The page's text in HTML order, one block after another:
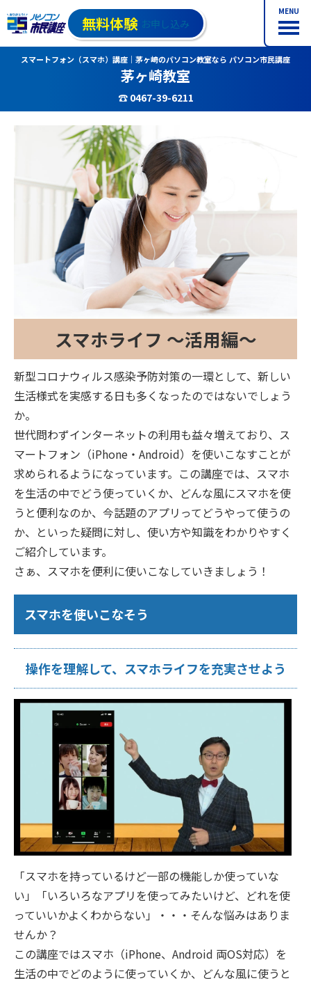
MENU
無料体験 お申し込み
スマートフォン（スマホ）講座｜茅ヶ崎のパソコン教室なら パソコン市民講座
茅ヶ崎教室
☎ 0467-39-6211
スマホライフ ～活用編～
新型コロナウィルス感染予防対策の一環として、新しい
生活様式を実感する日も多くなったのではないでしょう
か。
世代問わずインターネットの利用も益々増えており、ス
マートフォン（iPhone・Android）を使いこなすことが
求められるようになっています。この講座では、スマホ
を生活の中でどう使っていくか、どんな風にスマホを使
うと便利なのか、今話題のアプリってどうやって使うの
か、といった疑問に対し、使い方や知識をわかりやすく
ご紹介しています。
さぁ、スマホを便利に使いこなしていきましょう！
スマホを使いこなそう
操作を理解して、スマホライフを充実させよう
「スマホを持っているけど一部の機能しか使っていな
い」「いろいろなアプリを使ってみたいけど、どれを使
っていいかよくわからない」・・・そんな悩みはありま
せんか？
この講座ではスマホ（iPhone、Android 両OS対応）を
生活の中でどのように使っていくか、どんな風に使うと